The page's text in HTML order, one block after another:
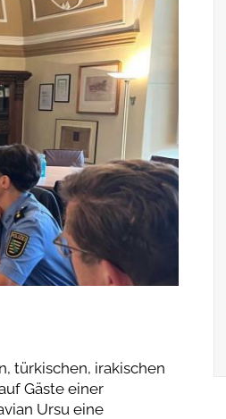
türkischen, irakischen
Gäste einer
Ursu eine